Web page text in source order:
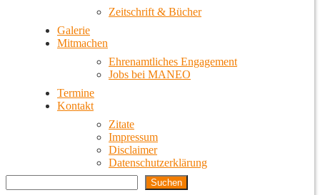
Zeitschrift & Bücher
Galerie
Mitmachen
Ehrenamtliches Engagement
Jobs bei MANEO
Termine
Kontakt
Zitate
Impressum
Disclaimer
Datenschutzerklärung
Suchen